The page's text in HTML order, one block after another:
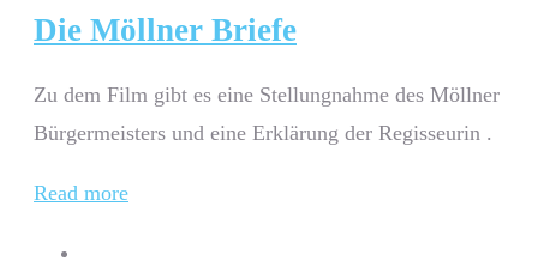
Die Möllner Briefe
Zu dem Film gibt es eine Stellungnahme des Möllner
Bürgermeisters und eine Erklärung der Regisseurin .
Read more